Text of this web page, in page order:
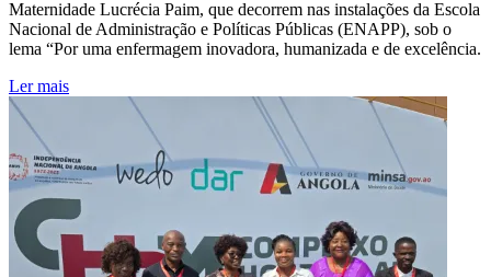
Maternidade Lucrécia Paim, que decorrem nas instalações da Escola
Nacional de Administração e Políticas Públicas (ENAPP), sob o
lema “Por uma enfermagem inovadora, humanizada e de excelência.
Ler mais